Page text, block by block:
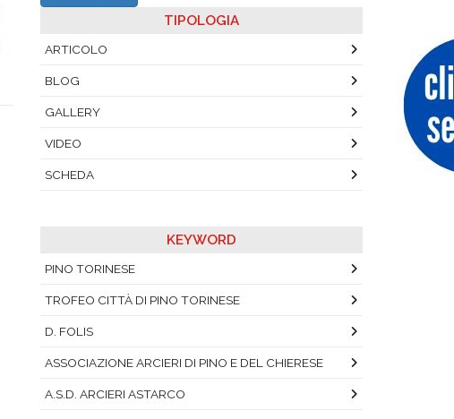
TIPOLOGIA
ARTICOLO
BLOG
GALLERY
VIDEO
SCHEDA
KEYWORD
PINO TORINESE
TROFEO CITTÀ DI PINO TORINESE
D. FOLIS
ASSOCIAZIONE ARCIERI DI PINO E DEL CHIERESE
A.S.D. ARCIERI ASTARCO